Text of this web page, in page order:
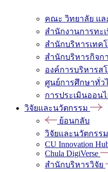
คณะ วิทยาลัย แล
สำนักงานการทะ
สำนักบริหารเทค
สำนักบริหารกิจก
องค์การบริหารส
ศูนย์การศึกษาทั่ว
การประเมินออน
วิจัยและนวัตกรรม
ย้อนกลับ
วิจัยและนวัตกรรม
CU Innovation
Chula DigiVerse
สำนักบริหารวิจัย